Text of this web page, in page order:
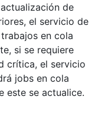
de
el servicio de
en cola
si se requiere
crítica, el servicio
jobs en cola
este se actualice.